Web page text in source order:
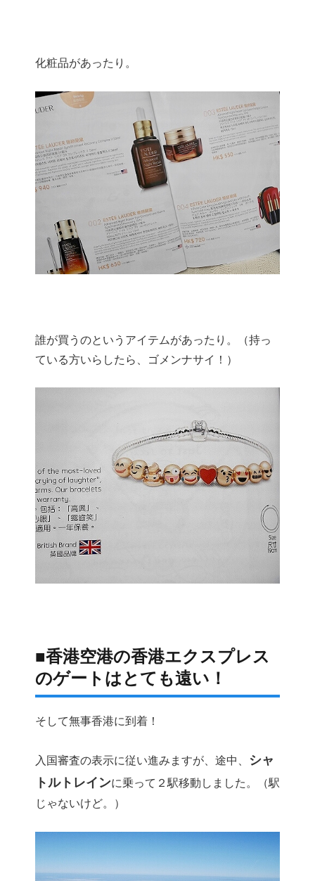
化粧品があったり。
誰が買うのというアイテムがあったり。（持っ
ている方いらしたら、ゴメンナサイ！）
■香港空港の香港エクスプレス
のゲートはとても遠い！
そして無事香港に到着！
入国審査の表示に従い進みますが、途中、
シャ
トルトレインに乗って２駅移動しました。（駅
じゃないけど。）